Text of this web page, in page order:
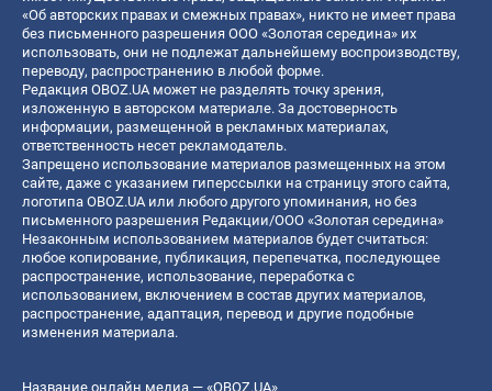
«Об авторских правах и смежных правах», никто не имеет права
без письменного разрешения ООО «Золотая середина» их
использовать, они не подлежат дальнейшему воспроизводству,
переводу, распространению в любой форме.
Редакция OBOZ.UA может не разделять точку зрения,
изложенную в авторском материале. За достоверность
информации, размещенной в рекламных материалах,
ответственность несет рекламодатель.
Запрещено использование материалов размещенных на этом
сайте, даже с указанием гиперссылки на страницу этого сайта,
логотипа OBOZ.UA или любого другого упоминания, но без
письменного разрешения Редакции/ООО «Золотая середина»
Незаконным использованием материалов будет считаться:
любое копирование, публикация, перепечатка, последующее
распространение, использование, переработка с
использованием, включением в состав других материалов,
распространение, адаптация, перевод и другие подобные
изменения материала.
Название онлайн медиа — «OBOZ.UA»